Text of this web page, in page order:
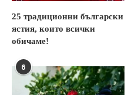
25 традиционни български
ястия, които всички
обичаме!
6